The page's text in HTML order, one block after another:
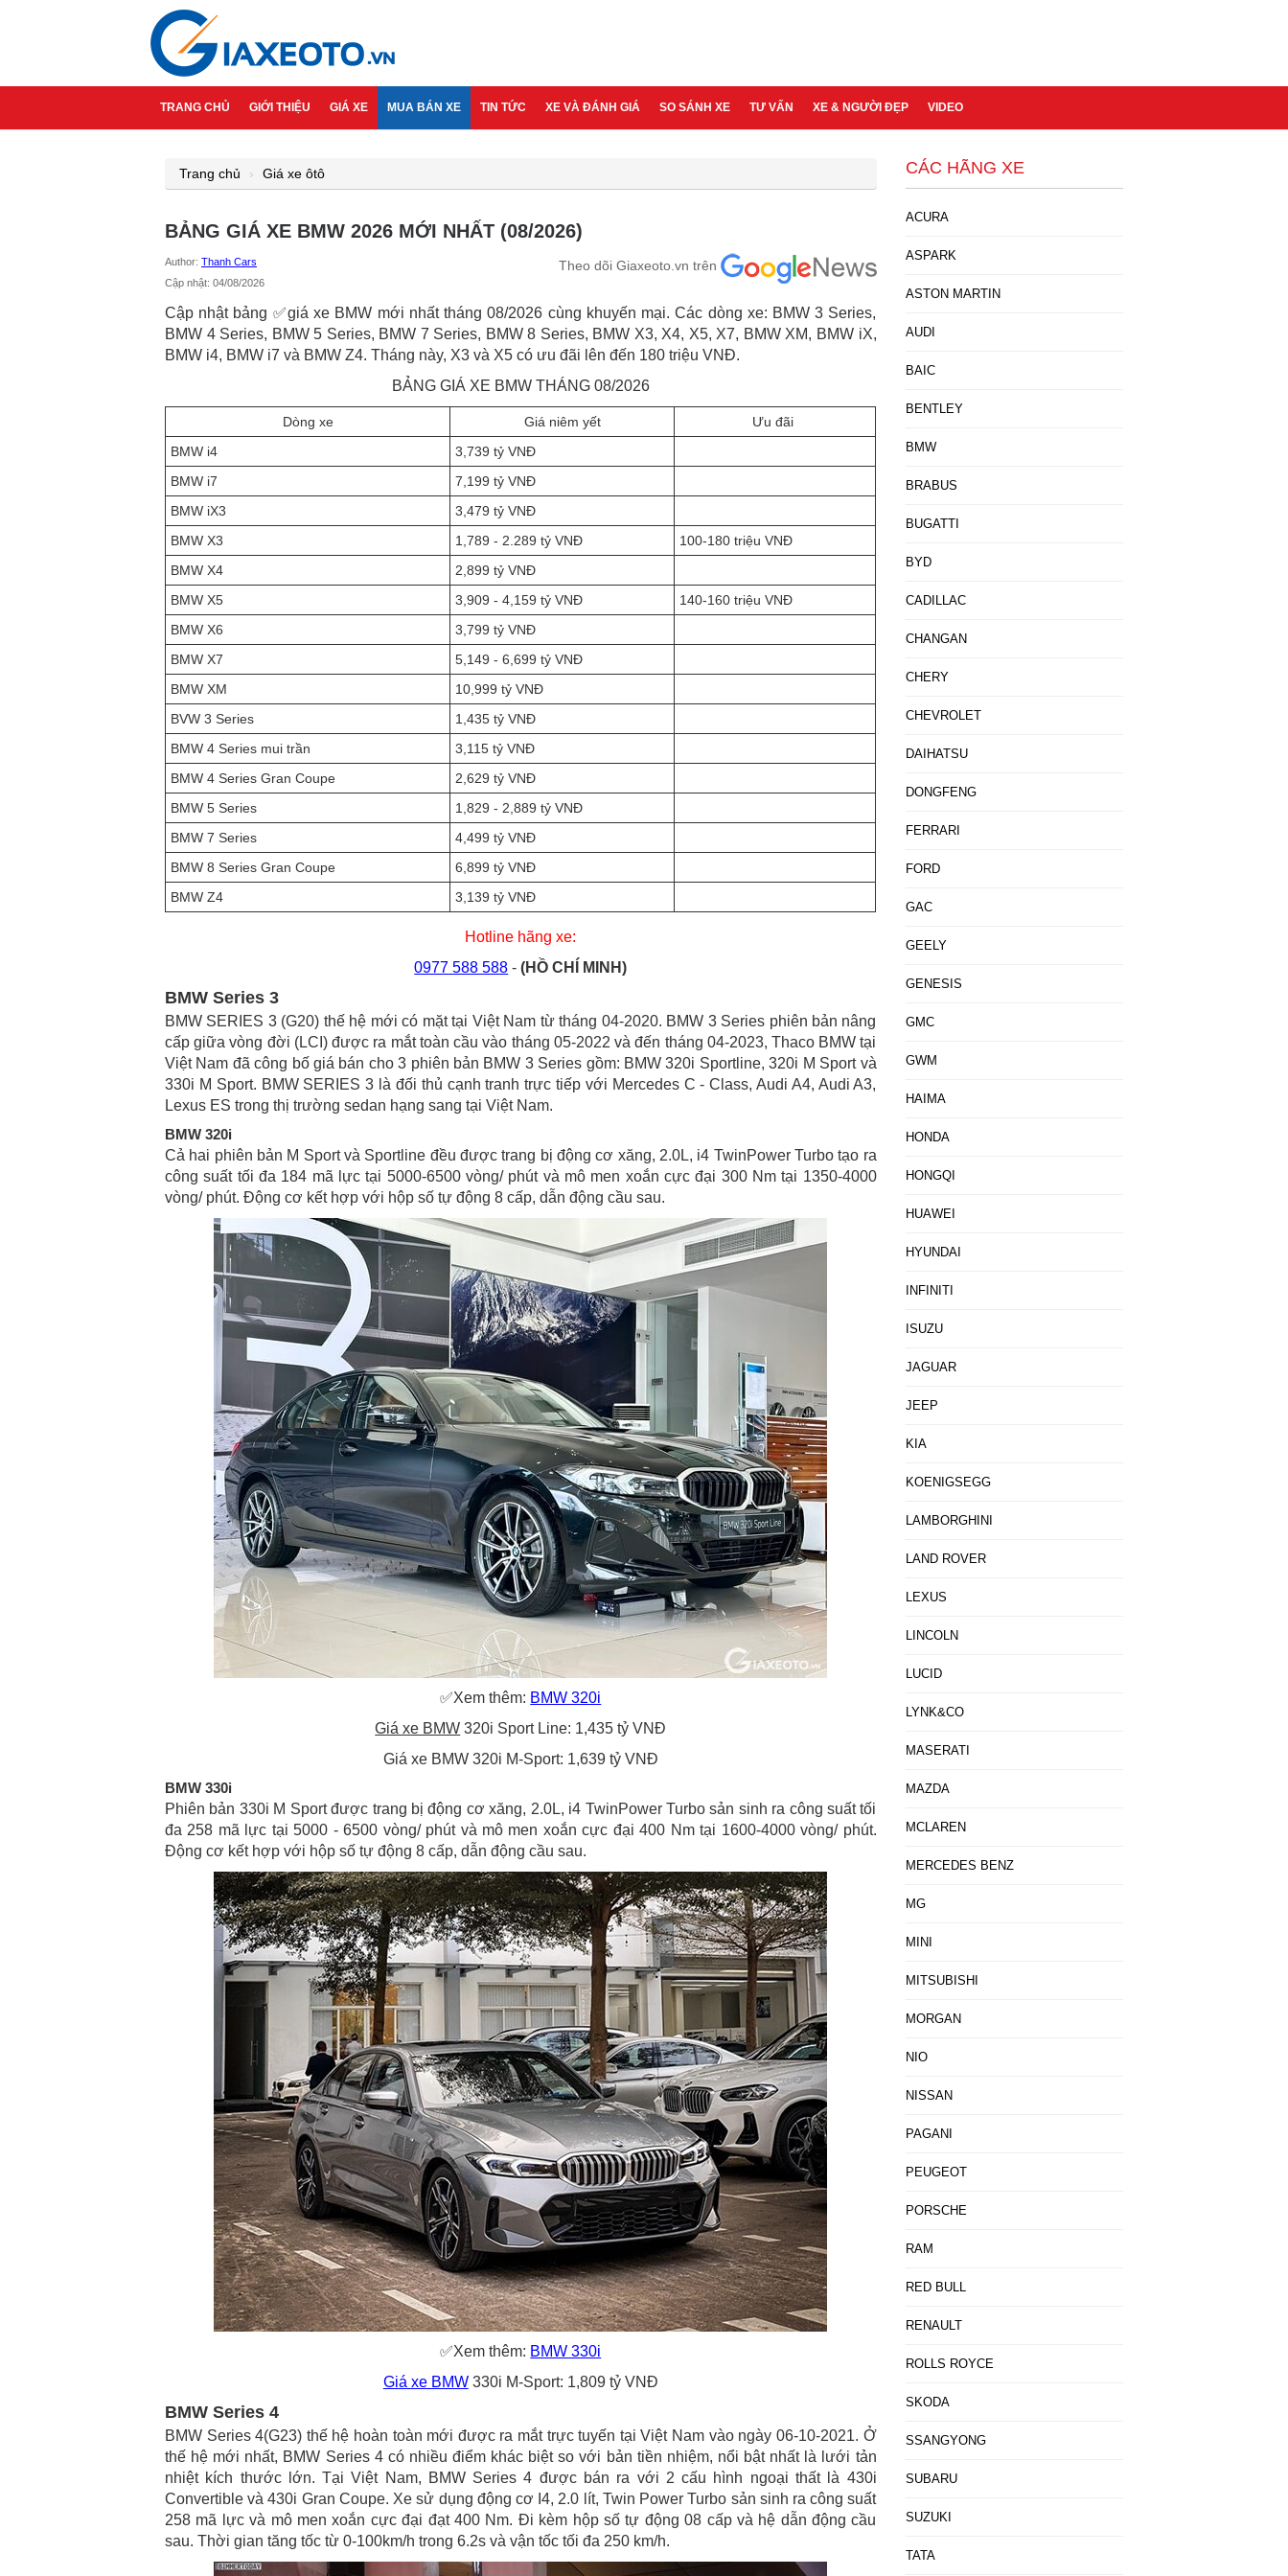
TRANG CHỦ GIỚI THIỆU GIÁ XE MUA BÁN XE TIN TỨC XE VÀ ĐÁNH GIÁ SO SÁNH XE TƯ VẤN XE & NGƯỜI ĐẸP VIDEO
Trang chủ Giá xe ôtô
BẢNG GIÁ XE BMW 2026 MỚI NHẤT (08/2026)
Author: Thanh Cars
Cập nhật: 04/08/2026
Theo dõi Giaxeoto.vn trên
Cập nhật bảng ✅giá xe BMW mới nhất tháng 08/2026 cùng khuyến mại. Các dòng xe: BMW 3 Series,
BMW 4 Series, BMW 5 Series, BMW 7 Series, BMW 8 Series, BMW X3, X4, X5, X7, BMW XM, BMW iX,
BMW i4, BMW i7 và BMW Z4. Tháng này, X3 và X5 có ưu đãi lên đến 180 triệu VNĐ.
BẢNG GIÁ XE BMW THÁNG 08/2026
Dòng xe Giá niêm yết
Ưu đãi
BMW i4
3,739 tỷ VNĐ
BMW i7
7,199 tỷ VNĐ
BMW iX3
3,479 tỷ VNĐ
BMW X3
1,789 - 2.289 tỷ VNĐ
100-180 triệu VNĐ
BMW X4
2,899 tỷ VNĐ
BMW X5
3,909 - 4,159 tỷ VNĐ
140-160 triệu VNĐ
BMW X6
3,799 tỷ VNĐ
BMW X7
5,149 - 6,699 tỷ VNĐ
BMW XM
10,999 tỷ VNĐ
BVW 3 Series
1,435 tỷ VNĐ
BMW 4 Series mui trần
3,115 tỷ VNĐ
BMW 4 Series Gran Coupe
2,629 tỷ VNĐ
BMW 5 Series
1,829 - 2,889 tỷ VNĐ
BMW 7 Series
4,499 tỷ VNĐ
BMW 8 Series Gran Coupe
6,899 tỷ VNĐ
BMW Z4
3,139 tỷ VNĐ
Hotline hãng xe:
0977 588 588 -(HỒ CHÍ MINH)
BMW Series 3
BMW SERIES 3 (G20) thế hệ mới có mặt tại Việt Nam từ tháng 04-2020. BMW 3 Series phiên bản nâng
cấp giữa vòng đời (LCI) được ra mắt toàn cầu vào tháng 05-2022 và đến tháng 04-2023, Thaco BMW tại
Việt Nam đã công bố giá bán cho 3 phiên bản BMW 3 Series gồm: BMW 320i Sportline, 320i M Sport và
330i M Sport. BMW SERIES 3 là đối thủ cạnh tranh trực tiếp với Mercedes C - Class, Audi A4, Audi A3,
Lexus ES trong thị trường sedan hạng sang tại Việt Nam.
BMW 320i
Cả hai phiên bản M Sport và Sportline đều được trang bị động cơ xăng, 2.0L, i4 TwinPower Turbo tạo ra
công suất tối đa 184 mã lực tại 5000-6500 vòng/ phút và mô men xoắn cực đại 300 Nm tại 1350-4000
vòng/ phút. Động cơ kết hợp với hộp số tự động 8 cấp, dẫn động cầu sau.
✅Xem thêm: BMW 320i
Giá xe BMW 320i Sport Line: 1,435 tỷ VNĐ
Giá xe BMW 320i M-Sport: 1,639 tỷ VNĐ
BMW 330i
Phiên bản 330i M Sport được trang bị động cơ xăng, 2.0L, i4 TwinPower Turbo sản sinh ra công suất tối
đa 258 mã lực tại 5000 - 6500 vòng/ phút và mô men xoắn cực đại 400 Nm tại 1600-4000 vòng/ phút.
Động cơ kết hợp với hộp số tự động 8 cấp, dẫn động cầu sau.
✅Xem thêm: BMW 330i
Giá xe BMW330i M-Sport: 1,809 tỷ VNĐ
BMW Series 4
BMW Series 4(G23) thế hệ hoàn toàn mới được ra mắt trực tuyến tại Việt Nam vào ngày 06-10-2021. Ở
thế hệ mới nhất, BMW Series 4 có nhiều điểm khác biệt so với bản tiền nhiệm, nổi bật nhất là lưới tản
nhiệt kích thước lớn. Tại Việt Nam, BMW Series 4 được bán ra với 2 cấu hình ngoại thất là 430i
Convertible và 430i Gran Coupe. Xe sử dụng động cơ I4, 2.0 lít, Twin Power Turbo sản sinh ra công suất
258 mã lực và mô men xoắn cực đại đạt 400 Nm. Đi kèm hộp số tự động 08 cấp và hệ dẫn động cầu
sau. Thời gian tăng tốc từ 0-100km/h trong 6.2s và vận tốc tối đa 250 km/h.
CÁC HÃNG XE
ACURA
ASPARK
ASTON MARTIN
AUDI
BAIC
BENTLEY
BMW
BRABUS
BUGATTI
BYD
CADILLAC
CHANGAN
CHERY
CHEVROLET
DAIHATSU
DONGFENG
FERRARI
FORD
GAC
GEELY
GENESIS
GMC
GWM
HAIMA
HONDA
HONGQI
HUAWEI
HYUNDAI
INFINITI
ISUZU
JAGUAR
JEEP
KIA
KOENIGSEGG
LAMBORGHINI
LAND ROVER
LEXUS
LINCOLN
LUCID
LYNK&CO
MASERATI
MAZDA
MCLAREN
MERCEDES BENZ
MG
MINI
MITSUBISHI
MORGAN
NIO
NISSAN
PAGANI
PEUGEOT
PORSCHE
RAM
RED BULL
RENAULT
ROLLS ROYCE
SKODA
SSANGYONG
SUBARU
SUZUKI
TATA